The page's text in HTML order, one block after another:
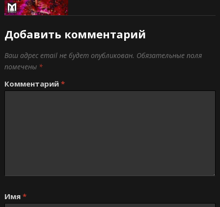
Добавить комментарий
Ваш адрес email не будет опубликован. Обязательные поля
помечены *
Комментарий *
Имя *